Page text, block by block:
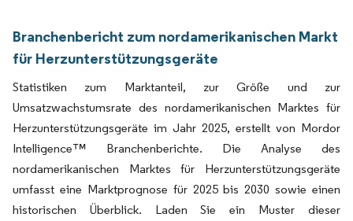
Branchenbericht zum nordamerikanischen Markt
für Herzunterstützungsgeräte
Statistiken zum Marktanteil, zur Größe und zur
Umsatzwachstumsrate des nordamerikanischen Marktes für
Herzunterstützungsgeräte im Jahr 2025, erstellt von Mordor
Intelligence™ Branchenberichte. Die Analyse des
nordamerikanischen Marktes für Herzunterstützungsgeräte
umfasst eine Marktprognose für 2025 bis 2030 sowie einen
historischen Überblick. Laden Sie ein Muster dieser